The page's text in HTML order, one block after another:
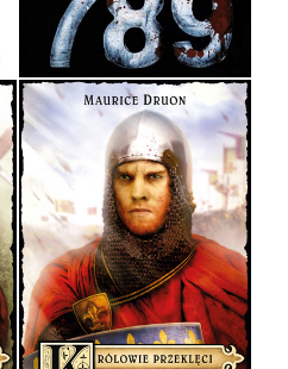
39,90 ZŁ
KRÓLOWIE PRZEKLĘCI
MAURICE DRUON
OPRAWA TWARDA